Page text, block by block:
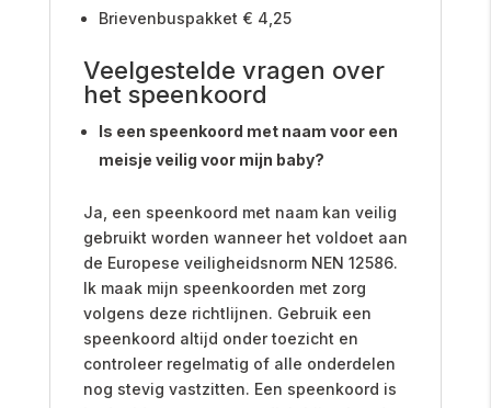
Brievenbuspakket € 4,25
Veelgestelde vragen over
het speenkoord
Is een speenkoord met naam voor een
meisje veilig voor mijn baby?
Ja, een speenkoord met naam kan veilig
gebruikt worden wanneer het voldoet aan
de Europese veiligheidsnorm NEN 12586.
Ik maak mijn speenkoorden met zorg
volgens deze richtlijnen. Gebruik een
speenkoord altijd onder toezicht en
controleer regelmatig of alle onderdelen
nog stevig vastzitten. Een speenkoord is